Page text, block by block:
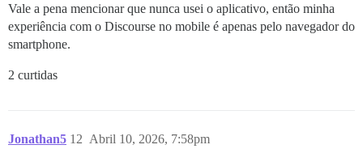
Vale a pena mencionar que nunca usei o aplicativo, então minha
experiência com o Discourse no mobile é apenas pelo navegador do
smartphone.
2 curtidas
Jonathan5 Abril 10, 2026, 7:58pm
12